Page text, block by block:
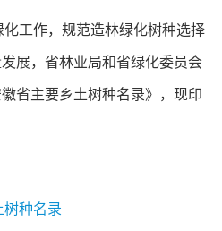
工作，规范造林绿化树种选择
展，省林业局和省绿化委员会
省主要乡土树种名录》，现印
种名录